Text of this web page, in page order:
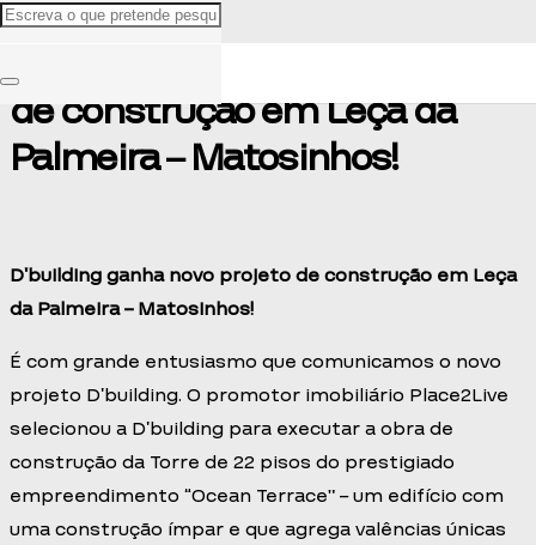
D’building ganha novo projeto
de construção em Leça da
Palmeira – Matosinhos!
D’building ganha novo projeto de construção em Leça
da Palmeira – Matosinhos!
É com grande entusiasmo que comunicamos o novo
projeto D’building. O promotor imobiliário Place2Live
selecionou a D’building para executar a obra de
construção da Torre de 22 pisos do prestigiado
empreendimento “Ocean Terrace” – um edifício com
uma construção ímpar e que agrega valências únicas